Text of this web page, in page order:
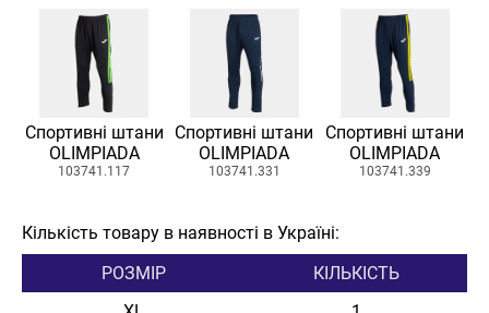
Спортивні штани
OLIMPIADA
103741.117
Спортивні штани
OLIMPIADA
103741.331
Спортивні штани
OLIMPIADA
103741.339
Кількість товару в наявності в Україні:
РОЗМІР
КІЛЬКІСТЬ